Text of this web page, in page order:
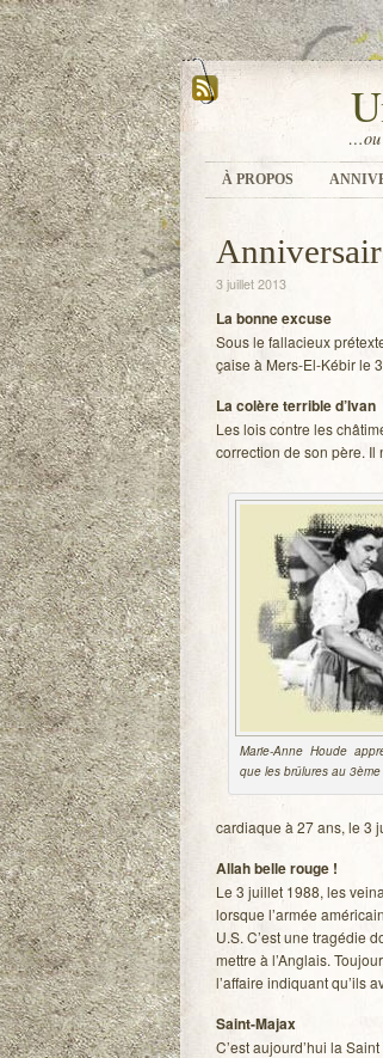
…ou
À PROPOS
3 juillet 2013
La bonne excuse
Sous le fal­la­cieux
çaise à Mers-El-Kébir le
La colère ter­rible d’Ivan
Les lois contre les
cor­rec­tion de son père. Il
Marie-Anne Houde
que les brû­lures au
car­diaque à 27 ans, le 3
Allah belle rouge !
Le 3 juillet 1988, les
lorsque l’armée
U.S. C’est une tra­gé­die
mettre à l’Anglais.
l’affaire indi­quant qu’ils
Saint-Majax
C’est aujourd’hui la